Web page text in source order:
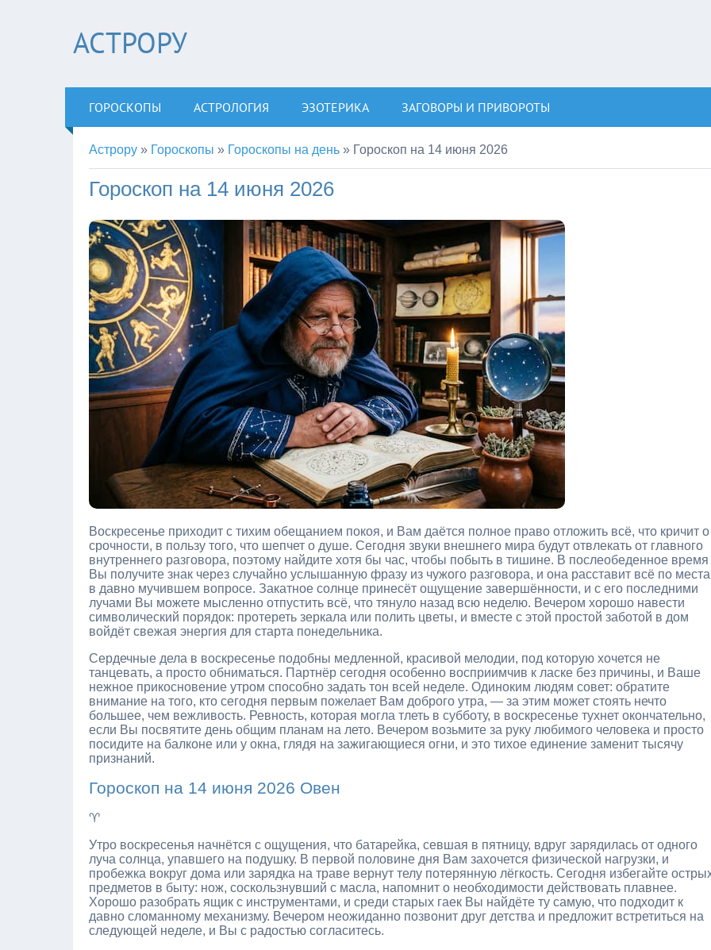
АСТРОРУ
ГОРОСКОПЫ АСТРОЛОГИЯ ЭЗОТЕРИКА ЗАГОВОРЫ И ПРИВОРОТЫ
Астрору » Гороскопы » Гороскопы на день » Гороскоп на 14 июня 2026
Гороскоп на 14 июня 2026
Воскресенье приходит с тихим обещанием покоя, и Вам даётся полное право отложить всё, что кричит о
срочности, в пользу того, что шепчет о душе. Сегодня звуки внешнего мира будут отвлекать от главного
внутреннего разговора, поэтому найдите хотя бы час, чтобы побыть в тишине. В послеобеденное время
Вы получите знак через случайно услышанную фразу из чужого разговора, и она расставит всё по
в давно мучившем вопросе. Закатное солнце принесёт ощущение завершённости, и с его последними
лучами Вы можете мысленно отпустить всё, что тянуло назад всю неделю. Вечером хорошо навести
символический порядок: протереть зеркала или полить цветы, и вместе с этой простой заботой в дом
войдёт свежая энергия для старта понедельника.
Сердечные дела в воскресенье подобны медленной, красивой мелодии, под которую хочется не
танцевать, а просто обниматься. Партнёр сегодня особенно восприимчив к ласке без причины, и Ваше
нежное прикосновение утром способно задать тон всей неделе. Одиноким людям совет: обратите
внимание на того, кто сегодня первым пожелает Вам доброго утра, — за этим может стоять нечто
большее, чем вежливость. Ревность, которая могла тлеть в субботу, в воскресенье тухнет окончательно,
если Вы посвятите день общим планам на лето. Вечером возьмите за руку любимого человека и просто
посидите на балконе или у окна, глядя на зажигающиеся огни, и это тихое единение заменит тысячу
признаний.
Гороскоп на 14 июня 2026 Овен
♈
Утро воскресенья начнётся с ощущения, что батарейка, севшая в пятницу, вдруг зарядилась от одного
луча солнца, упавшего на подушку. В первой половине дня Вам захочется физической нагрузки, и
пробежка вокруг дома или зарядка на траве вернут телу потерянную лёгкость. Сегодня избегайте
предметов в быту: нож, соскользнувший с масла, напомнит о необходимости действовать плавнее.
Хорошо разобрать ящик с инструментами, и среди старых гаек Вы найдёте ту самую, что подходит к
давно сломанному механизму. Вечером неожиданно позвонит друг детства и предложит встретиться на
следующей неделе, и Вы с радостью согласитесь.